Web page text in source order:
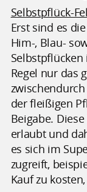
Selbstpflück-
Erst sind es
Him-, Blau-
Regel nur das
zwischendurch
der fleißigen
Beigabe.
erlaubt und
es sich im
zugreift,
Kauf zu